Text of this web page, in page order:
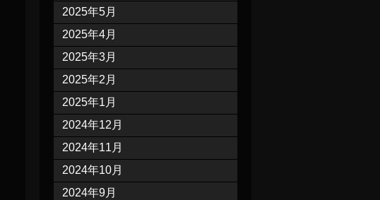
2025年5月
2025年4月
2025年3月
2025年2月
2025年1月
2024年12月
2024年11月
2024年10月
2024年9月